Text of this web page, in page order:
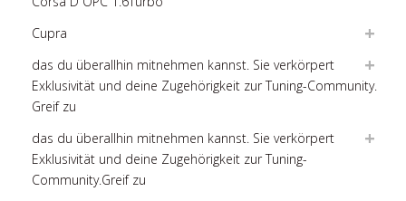
Cupra
das du überallhin mitnehmen kannst. Sie verkörpert
Exklusivität und deine Zugehörigkeit zur Tuning-Community.
Greif zu
das du überallhin mitnehmen kannst. Sie verkörpert
Exklusivität und deine Zugehörigkeit zur Tuning-
Community.Greif zu